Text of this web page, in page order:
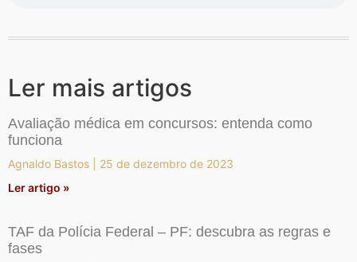
Ler mais artigos
Avaliação médica em concursos: entenda como
funciona
Agnaldo Bastos
25 de dezembro de 2023
Ler artigo »
TAF da Polícia Federal – PF: descubra as regras e
fases